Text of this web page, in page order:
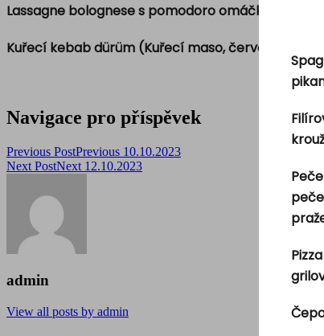
Lassagne bolognese s pomodoro omáčkou a
Kuřecí kebab dürüm (Kuřecí maso, červené a
Navigace pro příspěvek
Previous PostPrevious 10.10.2023
Next PostNext 12.10.2023
admin
View all posts by admin